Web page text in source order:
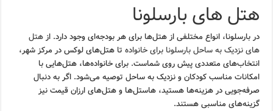
هتل های بارسلونا
در بارسلونا، انواع مختلفی از هتل‌ها برای هر بودجه‌ای وجود دارد. ازهتل
های نزدیک به ساحل بارسلونا برای خانواده تا هتل‌های لوکس در مرکز شهر،
انتخاب‌های متعددی پیش روی شماست. برای خانواده‌ها، هتل‌هایی با
امکانات مناسب کودکان و نزدیک به ساحل توصیه می‌شود. اگر به دنبال
صرفه‌جویی در هزینه‌ها هستید، هاستل‌ها و هتل‌های ارزان قیمت نیز
گزینه‌های مناسبی هستند.